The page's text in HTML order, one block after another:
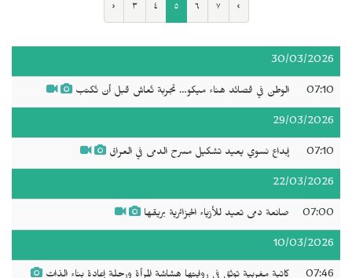
‹ ٣ ٤ ٥ ٦ ٧ ›
30/03/2026
07:10 الوطن في قصائد هناء ميكو… تجربة تُعاش قبل أن تُكتب
29/03/2026
07:10 إبداع نسوي يعيد تشكيل مسرح الدمى في العراق
22/03/2026
07:00 صانعة دمى تعيد للأزياء الجزائرية بريقها
10/03/2026